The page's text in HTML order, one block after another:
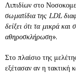
Λιπιδίων στο
σωματίδια της LDL
δείξει ότι τα μικρά
αθηροσκλήρωση».
Στο πλαίσιο της
εξέτασαν αν η τακτική